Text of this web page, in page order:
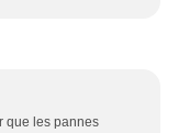
que les pannes